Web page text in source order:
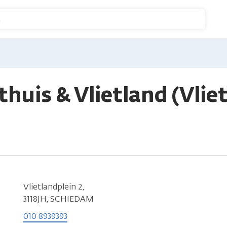
& Vlietland
Vlietlandplein 2,
3118JH, SCHIEDAM
010 8939393